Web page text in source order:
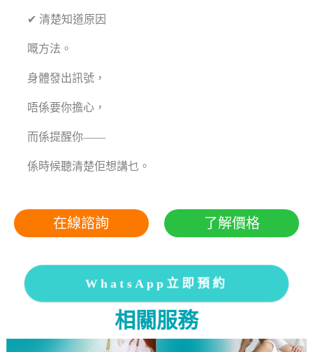
✔ 清楚知道原因
嘅方法。
身體發出訊號，
唔係要你擔心，
而係提醒你——
係時候聽清楚佢想講乜。
在線諮詢 了解價格
WhatsApp立即預約
相關服務